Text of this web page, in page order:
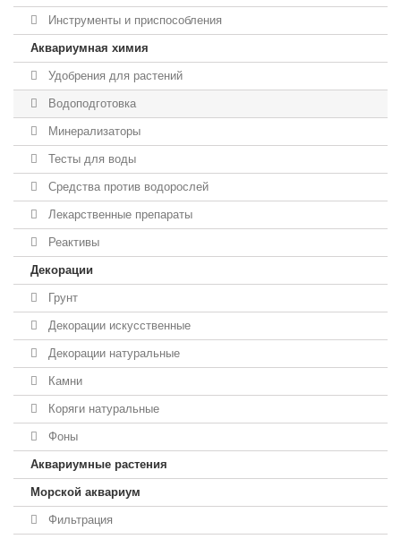
Инструменты и приспособления
Аквариумная химия
Удобрения для растений
Водоподготовка
Минерализаторы
Тесты для воды
Средства против водорослей
Лекарственные препараты
Реактивы
Декорации
Грунт
Декорации искусственные
Декорации натуральные
Камни
Коряги натуральные
Фоны
Аквариумные растения
Морской аквариум
Фильтрация